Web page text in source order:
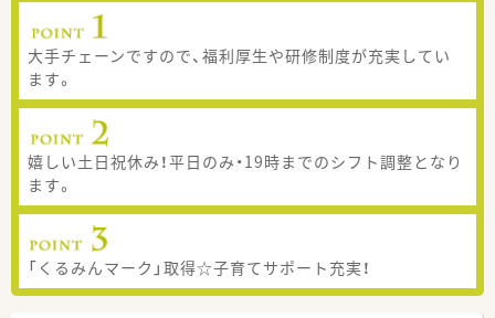
大手チェーンですので、福利厚生や研修制度が充実してい
ます。
嬉しい土日祝休み！平日のみ・19時までのシフト調整となり
ます。
「くるみんマーク」取得☆子育てサポート充実！